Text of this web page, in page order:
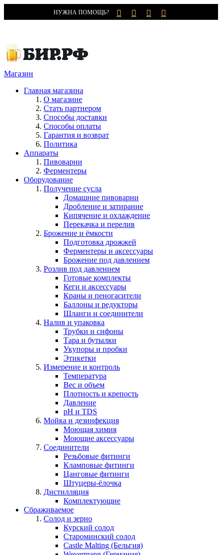
НУЖНА ПОМОЩЬ?
Магазин
Главная магазина
О магазине
Стать партнером
Способы доставки
Способы оплаты
Гарантия и возврат
Политика
Аппараты
Пивоварни
Ферментеры
Оборудование
Получение сусла
Домашние пивоварни
Дробление и затирание
Кипячение и охлаждение
Перекачка и перелив
Брожение и ёмкости
Подготовка дрожжей
Ферментеры и аксессуары
Брожение под давлением
Розлив под давлением
Готовые комплекты
Кеги и аксессуары
Краны и пеногасители
Баллоны и редукторы
Шланги и соединители
Налив и упаковка
Трубки и сифоны
Тара и бутылки
Укупоры и пробки
Этикетки
Измерение и контроль
Температура
Вес и объем
Плотность и крепость
Давление
pH и TDS
Мойка и дезинфекция
Моющая химия
Моющие аксессуары
Соединители
Резьбовые фитинги
Кламповые фитинги
Цанговые фитинги
Штуцеры-ёлочка
Дистилляция
Комплектующие
Сбраживаемое
Солод и зерно
Курский солод
Староминский солод
Castle Malting (Бельгия)